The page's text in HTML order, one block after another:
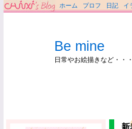
ホーム プロフ 日記 イ
Be mine
日常やお絵描きなど・・・
新